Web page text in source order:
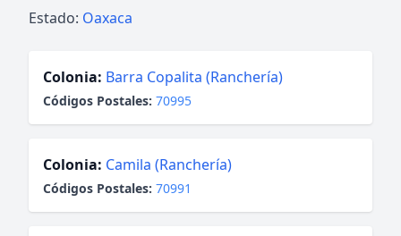
Estado: Oaxaca
Colonia: Barra Copalita (Ranchería)
Códigos Postales: 70995
Colonia: Camila (Ranchería)
Códigos Postales: 70991